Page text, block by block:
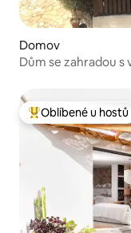
Domov
Dům se zahradou
Nejlepší v kategorii
Oblíbené u hostů